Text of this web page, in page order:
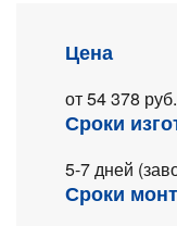
Цена
от 54 378 руб.
Сроки
5-7 дней
Сроки